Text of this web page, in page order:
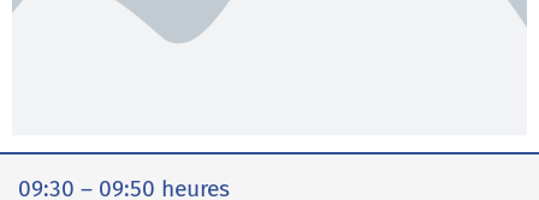
09:30 – 09:50 heures